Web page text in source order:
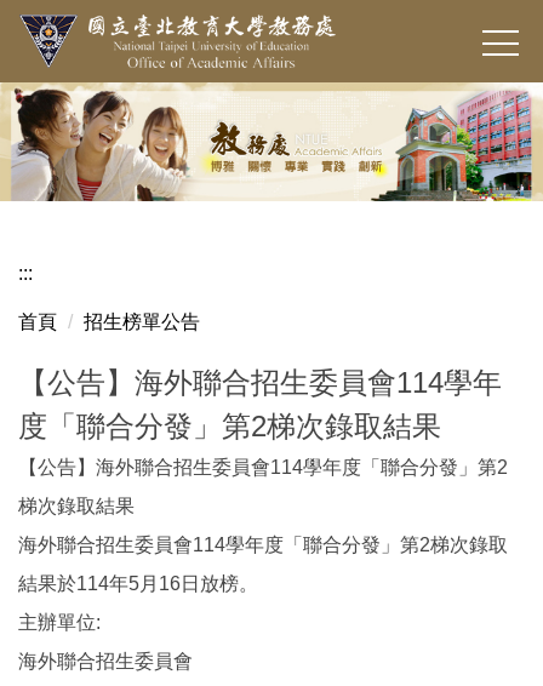
跳
要
內
容
區
:::
首頁 招生榜單公告
【公告】海外聯合招生委員會114學年
度「聯合分發」第2梯次錄取結果
【公告】海外聯合招生委員會114學年度「聯合分發」第2
梯次錄取結果
海外聯合招生委員會114學年度「聯合分發」第2梯次錄取
結果於114年5月16日放榜。
主辦單位:
海外聯合招生委員會